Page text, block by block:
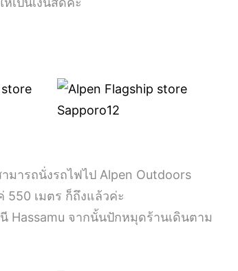
มารถนั่งรถไฟไป Alpen Outdoors
เมตร ก็ถึงแล้วค่ะ
Hassamu จากนั้นปักหมุดร้านเดินตาม